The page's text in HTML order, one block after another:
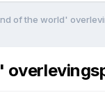
of the world'